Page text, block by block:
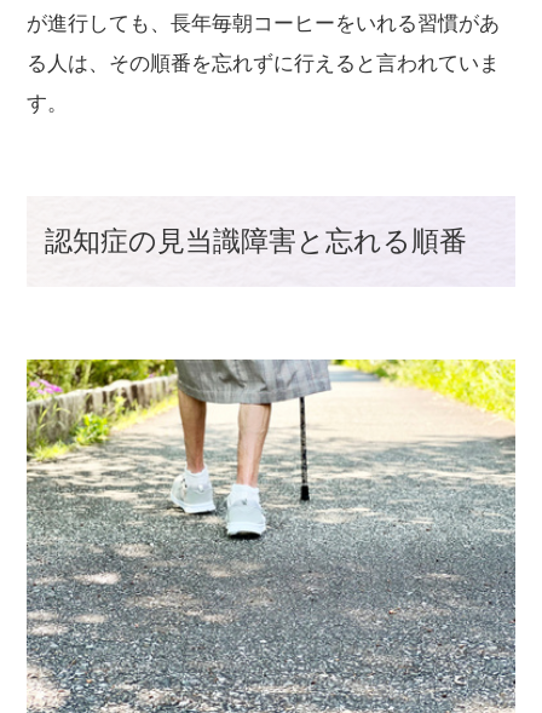
が進行しても、長年毎朝コーヒーをいれる習慣があ
る人は、その順番を忘れずに行えると言われていま
す。
認知症の見当識障害と忘れる順番